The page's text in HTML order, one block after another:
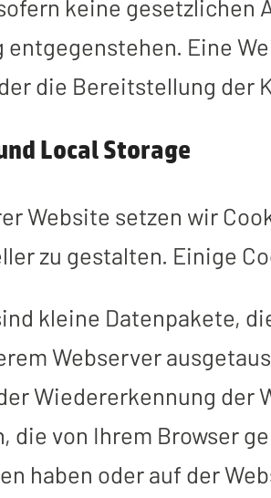
keine gesetzlichen
entgegenstehen. Eine
die Bereitstellung der
Local Storage
Website setzen wir
zu gestalten. Einige
kleine Datenpakete,
Webserver
Wiedererkennung der
die von Ihrem Browser
haben oder auf der